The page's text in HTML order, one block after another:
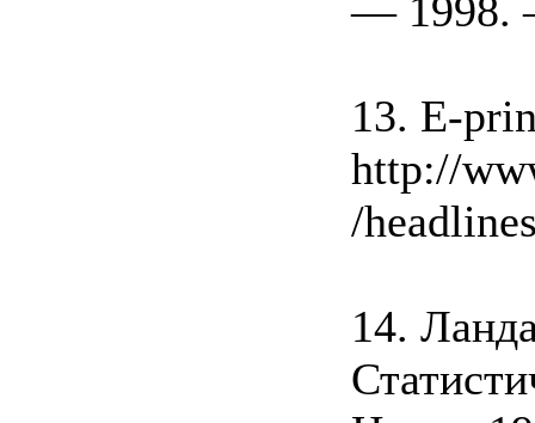
— 1998.
13. E-
http://
/
14.